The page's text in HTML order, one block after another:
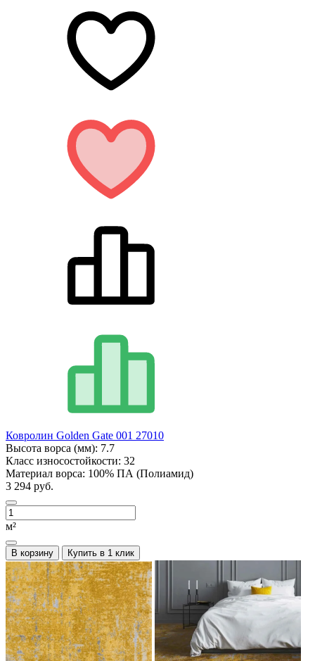
Ковролин Golden Gate 001 27010
Высота ворса (мм): 7.7
Класс износостойкости: 32
Материал ворса: 100% ПА (Полиамид)
3 294 руб.
м²
В корзину Купить в 1 клик